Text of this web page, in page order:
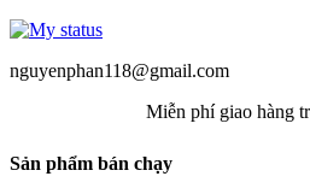
nguyenphan118@gmail.com
Miễn phí giao hàng
Sản phẩm bán chạy